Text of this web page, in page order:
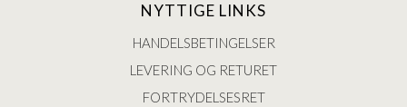
NYTTIGE LINKS
HANDELSBETINGELSER
LEVERING OG RETURET
FORTRYDELSESRET